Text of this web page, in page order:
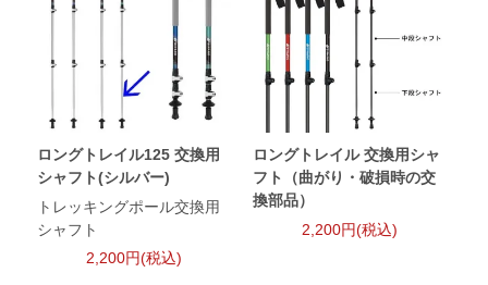
ロングトレイル125 交換用
シャフト(シルバー)
トレッキングポール交換用
シャフト
2,200円(税込)
ロングトレイル 交換用シャ
フト（曲がり・破損時の交
換部品）
2,200円(税込)